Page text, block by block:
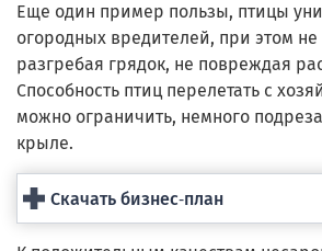
Еще один пример пользы, птицы
огородных вредителей, при этом
разгребая грядок, не повреждая
Способность птиц перелетать с
можно ограничить, немного
крыле.
Скачать бизнес-план